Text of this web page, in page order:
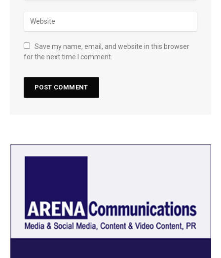
Save my name, email, and website in this browser
for the next time I comment.